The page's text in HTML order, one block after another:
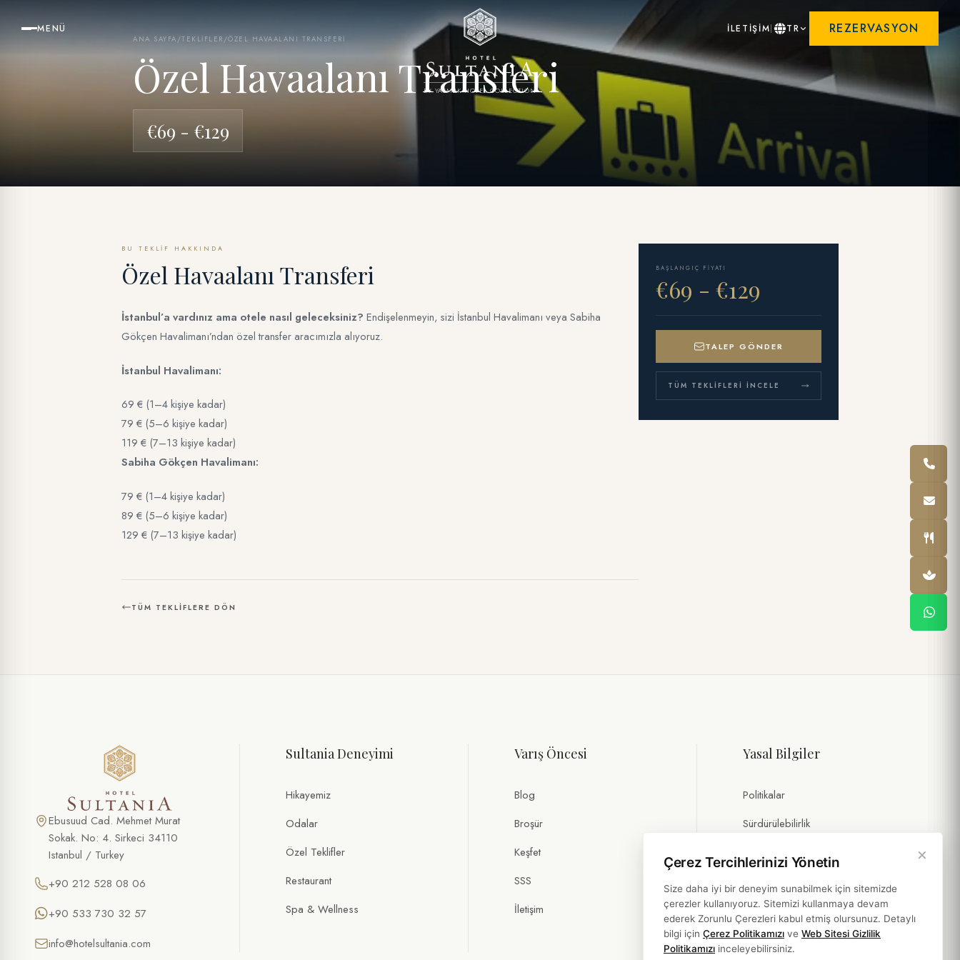
MENÜ
BY YASMAK HOTEL COLLECTION
İLETİŞİM TR REZERVASYON
ANA SAYFA /TEKLIFLER /ÖZEL HAVAALANI TRANSFERI
Özel Havaalanı Transferi
€69 - €129
BU TEKLIF HAKKINDA
Özel Havaalanı Transferi
İstanbul’a vardınız ama otele nasıl geleceksiniz? Endişelenmeyin, sizi İstanbul Havalimanı veya Sabiha
Gökçen Havalimanı’ndan özel transfer aracımızla alıyoruz.
İstanbul Havalimanı:
69 € (1–4 kişiye kadar)
79 € (5–6 kişiye kadar)
119 € (7–13 kişiye kadar)
Sabiha Gökçen Havalimanı:
79 € (1–4 kişiye kadar)
89 € (5–6 kişiye kadar)
129 € (7–13 kişiye kadar)
TÜM TEKLIFLERE DÖN
BAŞLANGIÇ FIYATI
€69 - €129
TALEP GÖNDER
TÜM TEKLIFLERI İNCELE
E-POSTA *
KIŞI SAYISI
Ebusuud Cad. Mehmet Murat
Sokak. No: 4. Sirkeci 34110
Istanbul / Turkey
+90 212 528 08 06
+90 533 730 32 57
info@hotelsultania.com
Sultania Deneyimi
Hikayemiz
Odalar
Özel Teklifler
Restaurant
Spa & Wellness
Varış Öncesi
Blog
Broşür
Keşfet
SSS
İletişim
Yasal Bilgiler
Politikalar
Sürdürülebilirlik
×
Çerez Tercihlerinizi Yönetin
Size daha iyi bir deneyim sunabilmek için sitemizde
çerezler kullanıyoruz. Sitemizi kullanmaya devam
ederek Zorunlu Çerezleri kabul etmiş olursunuz. Detaylı
bilgi için Çerez Politikamızı ve Web Sitesi Gizlilik
Politikamızı inceleyebilirsiniz.